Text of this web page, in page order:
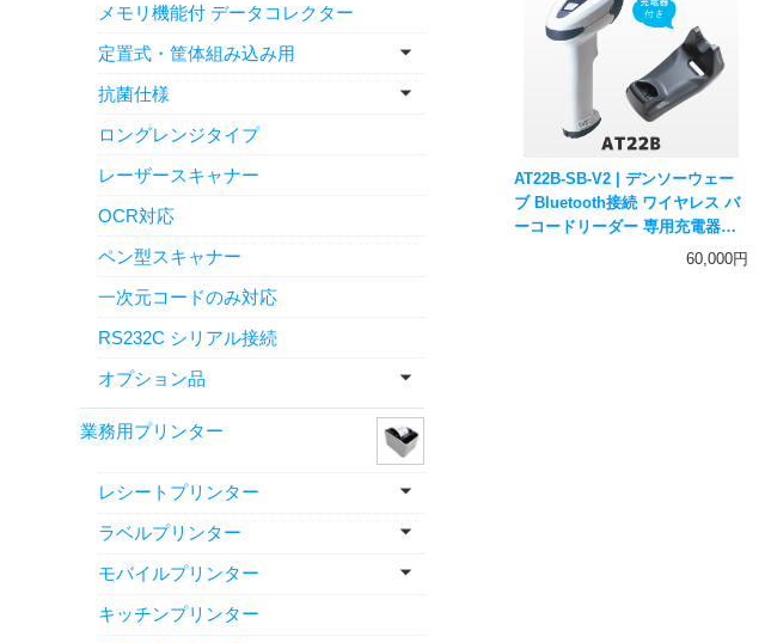
AT22B-SB-V2 | デンソーウェー
ブ Bluetooth接続 ワイヤレス バ
ーコードリーダー 専用充電器
CH-AT10Lセット | ACアダプター
60,000円
メモリ機能付 データコレクター
定置式・筐体組み込み用
抗菌仕様
ロングレンジタイプ
レーザースキャナー
OCR対応
ペン型スキャナー
一次元コードのみ対応
RS232C シリアル接続
オプション品
業務用プリンター
レシートプリンター
ラベルプリンター
モバイルプリンター
キッチンプリンター